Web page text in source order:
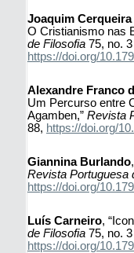
Joaquim
O Cristianismo nas
de Filosofia 75, no.
https://doi.org/
Alexandre Franco
Um Percurso entre
Agamben,” Revista
88, https://doi.org/
Giannina Burlando
Revista Portuguesa
https://doi.org/
Luís Carneiro,
de Filosofia 75, no.
https://doi.org/